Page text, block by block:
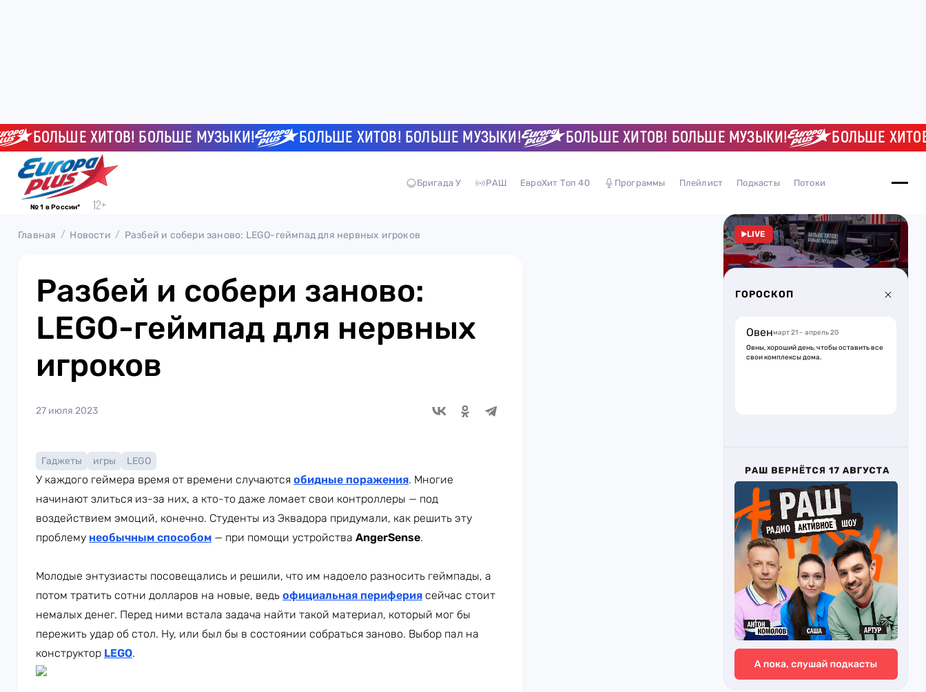
БОЛЬШЕ ХИТОВ! БОЛЬШЕ МУЗЫКИ! БОЛЬШЕ ХИТОВ! БОЛЬШЕ МУЗЫКИ! БОЛЬШЕ ХИТОВ! БОЛЬШЕ МУЗЫКИ! БОЛЬШЕ ХИТОВ!
№ 1 в России*
Бригада У РАШ ЕвроХит Топ 40 Программы Плейлист Подкасты Потоки
Главная Новости Разбей и собери заново: LEGO-геймпад для нервных игроков
Разбей и собери заново:
LEGO-геймпад для нервных
игроков
27 июля 2023
Гаджеты игры LEGO
У каждого геймера время от времени случаются обидные поражения. Многие
начинают злиться из-за них, а кто-то даже ломает свои контроллеры — под
воздействием эмоций, конечно. Студенты из Эквадора придумали, как решить эту
проблему необычным способом — при помощи устройства AngerSense.
Молодые энтузиасты посовещались и решили, что им надоело разносить геймпады, а
потом тратить сотни долларов на новые, ведь официальная периферия сейчас стоит
немалых денег. Перед ними встала задача найти такой материал, который мог бы
пережить удар об стол. Ну, или был бы в состоянии собраться заново. Выбор пал на
конструктор LEGO.
LIVE
ГОРОСКОП
Овенмарт 21 – апрель 20
Овны, хороший день, чтобы оставить все
свои комплексы дома.